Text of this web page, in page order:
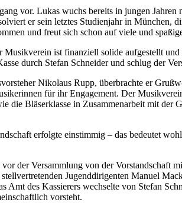
vor. Lukas wuchs bereits in jungen
er sein letztes Studienjahr in München,
und freut sich schon auf viele und
ist finanziell solide aufgestellt
durch Stefan Schneider und schlug der
Nikolaus Rupp, überbrachte er
für ihr Engagement. Der
die Bläserklasse in Zusammenarbeit mit
erfolgte einstimmig – das bedeutet
der Versammlung von der Vorstandschaft
Jugenddirigenten Manuel
des Kassierers wechselte von Stefan
vorsteht.